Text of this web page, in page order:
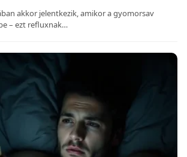
akkor jelentkezik, amikor a gyomorsav
– ezt refluxnak…